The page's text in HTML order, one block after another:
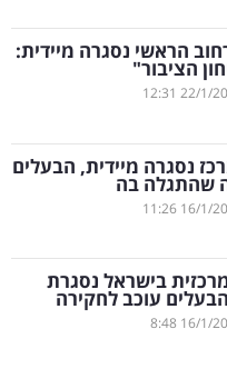
הראשי נסגרה מיידית:
הציבור"
22/1/
12:31
נסגרה מיידית, הבעלים
שהתגלה בה
16/1/
11:26
בישראל נסגרת
עוכב לחקירה
16/1/
8:48